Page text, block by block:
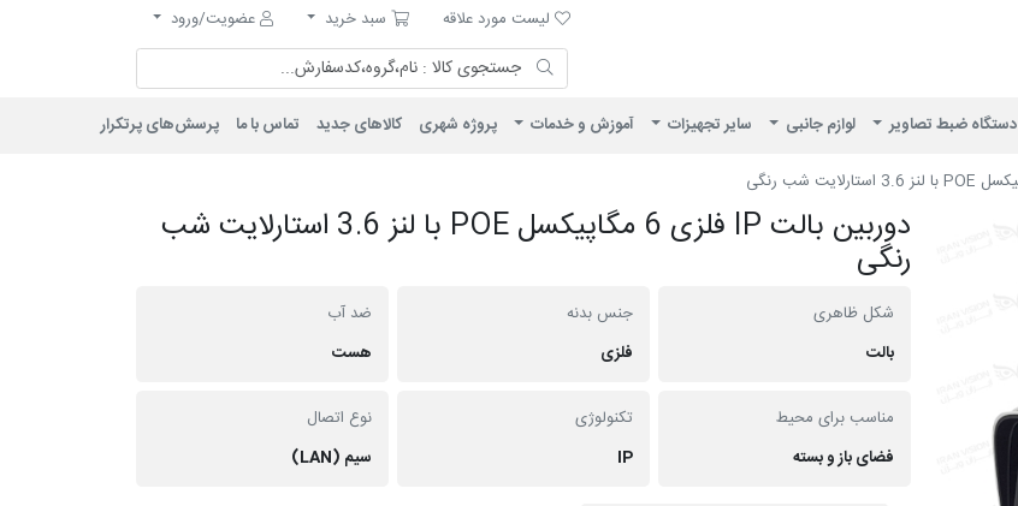
لیست مورد علاقه
لیست مورد علاقه سبد خرید
سبد خرید
عضویت/ورود
دستگاه ضبط تصاویر لوازم جانبی سایر تجهیزات آموزش و خدمات پروژه شهری کالاهای جدید تماس با ما پرسش‌های پرتکرار
دوربین بالت IP فلزی 6 مگاپیکسل POE با لنز 3.6 استارلایت شب
رنگی
شکل ظاهری
بالت
جنس بدنه
فلزی
ضد آب
هست
مناسب برای محیط
فضای باز و بسته
تکنولوژی
IP
نوع اتصال
سیم (LAN)